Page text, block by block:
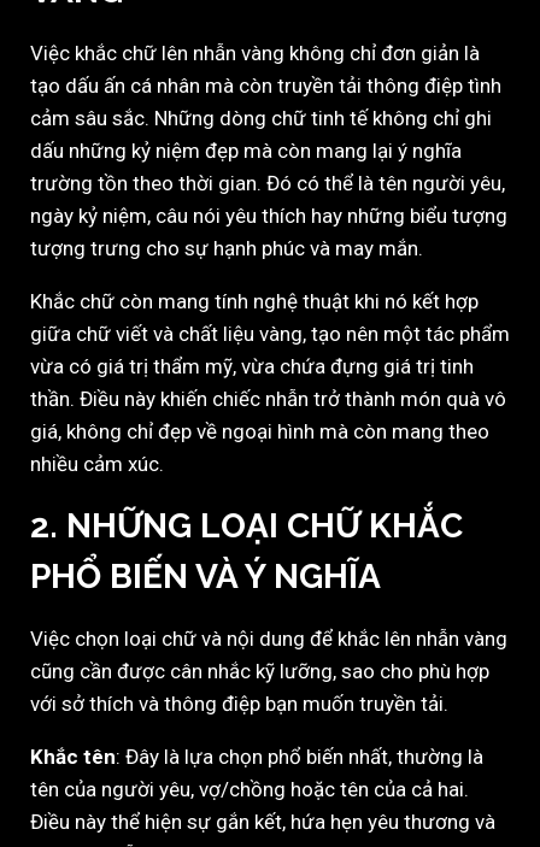
Việc khắc chữ lên nhẫn vàng không chỉ đơn giản là
tạo dấu ấn cá nhân mà còn truyền tải thông điệp tình
cảm sâu sắc. Những dòng chữ tinh tế không chỉ ghi
dấu những kỷ niệm đẹp mà còn mang lại ý nghĩa
trường tồn theo thời gian. Đó có thể là tên người yêu,
ngày kỷ niệm, câu nói yêu thích hay những biểu tượng
tượng trưng cho sự hạnh phúc và may mắn.
Khắc chữ còn mang tính nghệ thuật khi nó kết hợp
giữa chữ viết và chất liệu vàng, tạo nên một tác phẩm
vừa có giá trị thẩm mỹ, vừa chứa đựng giá trị tinh
thần. Điều này khiến chiếc nhẫn trở thành món quà vô
giá, không chỉ đẹp về ngoại hình mà còn mang theo
nhiều cảm xúc.
2. NHỮNG LOẠI CHỮ KHẮC
PHỔ BIẾN VÀ Ý NGHĨA
Việc chọn loại chữ và nội dung để khắc lên nhẫn vàng
cũng cần được cân nhắc kỹ lưỡng, sao cho phù hợp
với sở thích và thông điệp bạn muốn truyền tải.
Khắc tên: Đây là lựa chọn phổ biến nhất, thường là
tên của người yêu, vợ/chồng hoặc tên của cả hai.
Điều này thể hiện sự gắn kết, hứa hẹn yêu thương và